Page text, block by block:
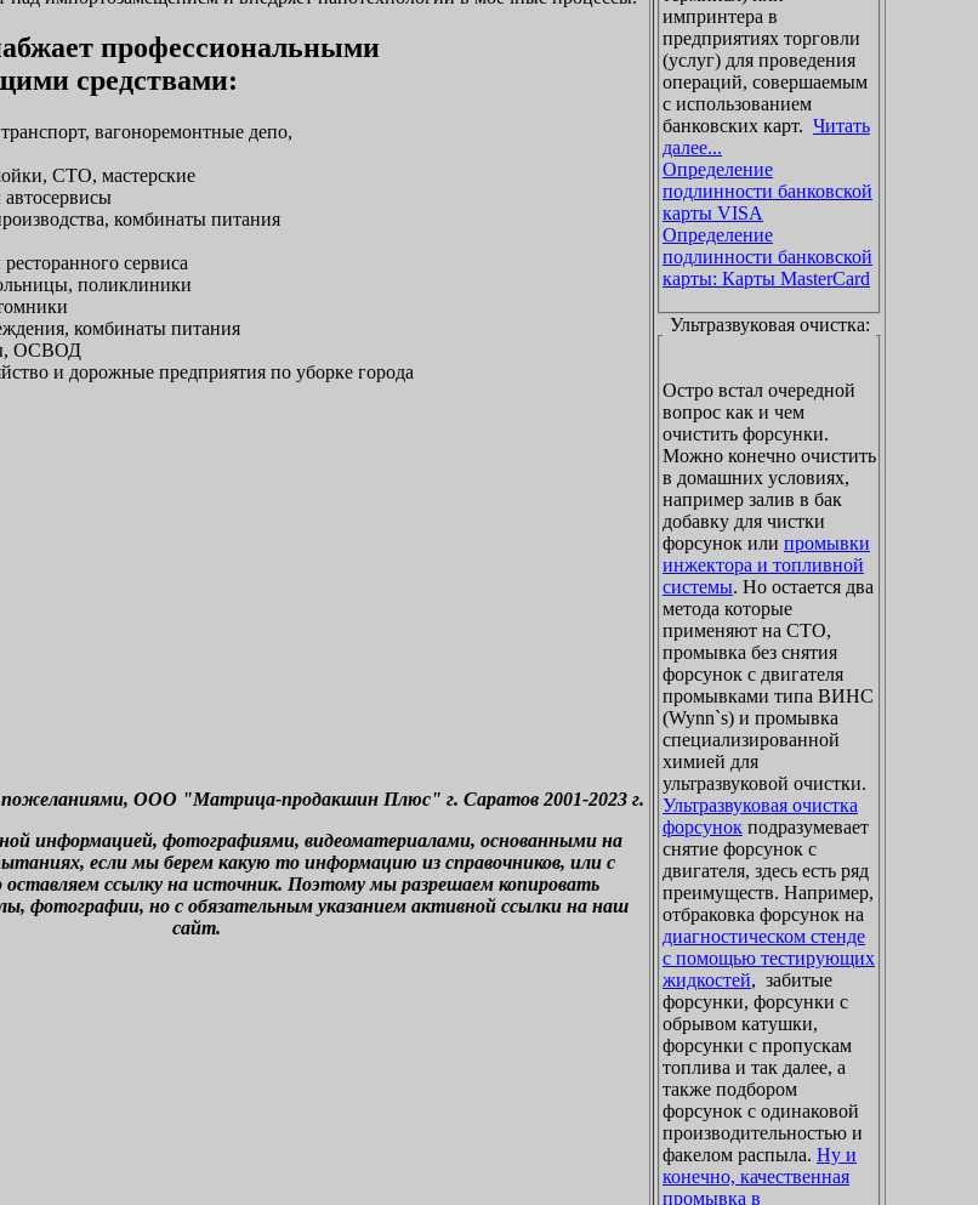
профессиональными
средствами:
вагоноремонтные депо,
СТО, мастерские
комбинаты питания
сервиса
поликлиники
комбинаты питания
ОСВОД
и дорожные предприятия по уборке города
ООО "Матрица-продакшин Плюс" г. Саратов 2001-2023 г.
информацией, фотографиями, видеоматериалами, основанными на
если мы берем какую то информацию из справочников, или с
оставляем ссылку на источник. Поэтому мы разрешаем копировать
фотографии, но с обязательным указанием активной ссылки на наш
сайт.
импринтера в
предприятиях торговли
(услуг) для проведения
операций, совершаемым
с использованием
банковских карт. Читать
далее...
Определение
подлинности банковской
карты VISA
Определение
подлинности банковской
карты: Карты MasterCard
Ультразвуковая очистка:
Остро встал очередной
вопрос как и чем
очистить форсунки.
Можно конечно очистить
в домашних условиях,
например залив в бак
добавку для чистки
форсунок или промывки
инжектора и топливной
системы. Но остается два
метода которые
применяют на СТО,
промывка без снятия
форсунок с двигателя
промывками типа ВИНС
(Wynn`s) и промывка
специализированной
химией для
ультразвуковой очистки.
Ультразвуковая очистка
форсунок
снятие форсунок с
двигателя, здесь есть ряд
преимуществ. Например,
отбраковка форсунок на
диагностическом стенде
с помощью тестирующих
жидкостей, забитые
форсунки, форсунки с
обрывом катушки,
форсунки с пропускам
топлива и так далее, а
также подбором
форсунок с одинаковой
производительностью и
факелом распыла. Ну и
конечно, качественная
промывка в